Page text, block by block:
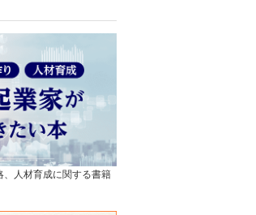
、人材育成に関する書籍